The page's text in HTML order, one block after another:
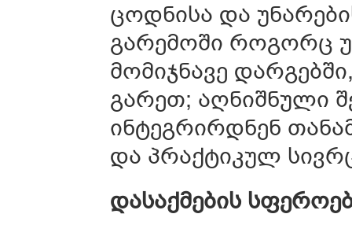
ცოდნისა და
გარემოში როგორც
მომიჯნავე
გარეთ; აღნიშნული
ინტეგრირდნენ
და პრაქტიკულ
დასაქმების